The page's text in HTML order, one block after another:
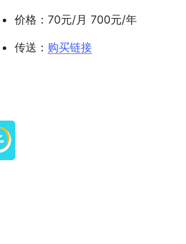
价格：70元/月 700元/年
传送： 购买链接